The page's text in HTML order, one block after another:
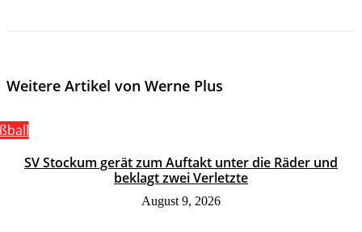
Weitere Artikel von Werne Plus
SV Stockum gerät zum Auftakt unter die Räder und
beklagt zwei Verletzte
August 9, 2026